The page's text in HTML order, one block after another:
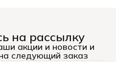
на рассылку
акции и новости и
следующий заказ